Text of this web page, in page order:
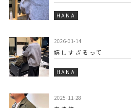
HANA
2026-01-14
嬉しすぎるって
HANA
2025-11-28